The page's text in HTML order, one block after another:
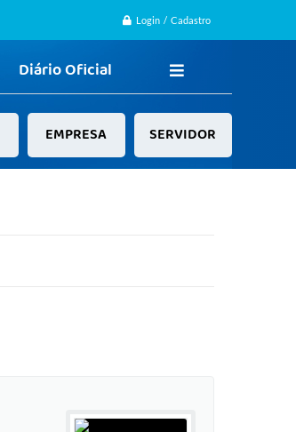
Login / Cadastro
Diário Oficial
EMPRESA SERVIDOR